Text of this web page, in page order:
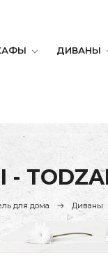
ДИВАНЫ
для дома Диваны